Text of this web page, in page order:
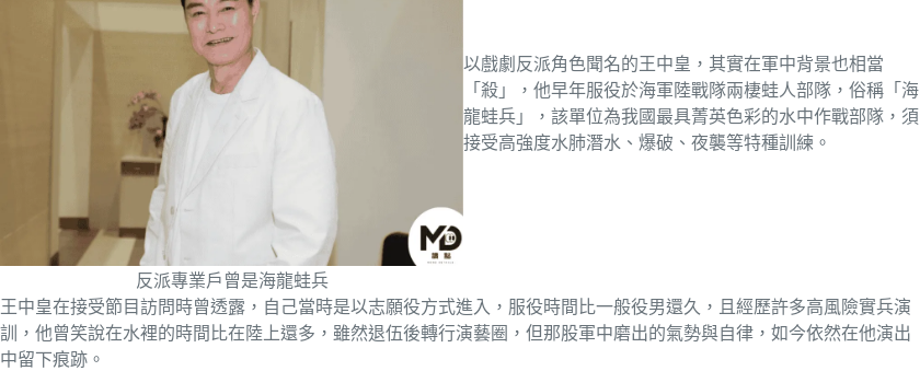
反派專業戶曾是海龍蛙兵
以戲劇反派角色聞名的王中皇，其實在軍中背景也相當
「殺」，他早年服役於海軍陸戰隊兩棲蛙人部隊，俗稱「海
龍蛙兵」，該單位為我國最具菁英色彩的水中作戰部隊，須
接受高強度水肺潛水、爆破、夜襲等特種訓練。
王中皇在接受節目訪問時曾透露，自己當時是以志願役方式進入，服役時間比一般役男還久，且經歷許多高風險實兵演
訓，他曾笑說在水裡的時間比在陸上還多，雖然退伍後轉行演藝圈，但那股軍中磨出的氣勢與自律，如今依然在他演出
中留下痕跡。